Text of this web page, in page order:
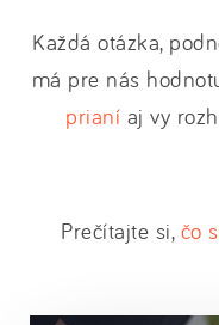
Každá otázka,
má pre nás
prianí aj vy
Prečítajte si, čo